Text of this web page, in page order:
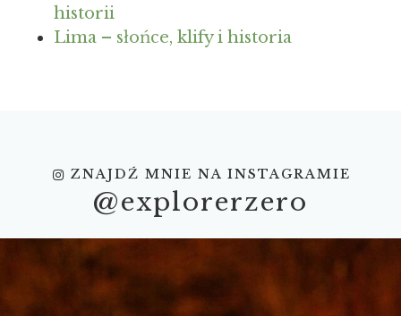
historii
Lima – słońce, klify i historia
ZNAJDŹ MNIE NA INSTAGRAMIE
@explorerzero